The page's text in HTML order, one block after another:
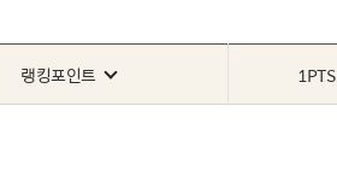
랭킹포인트 1PTS